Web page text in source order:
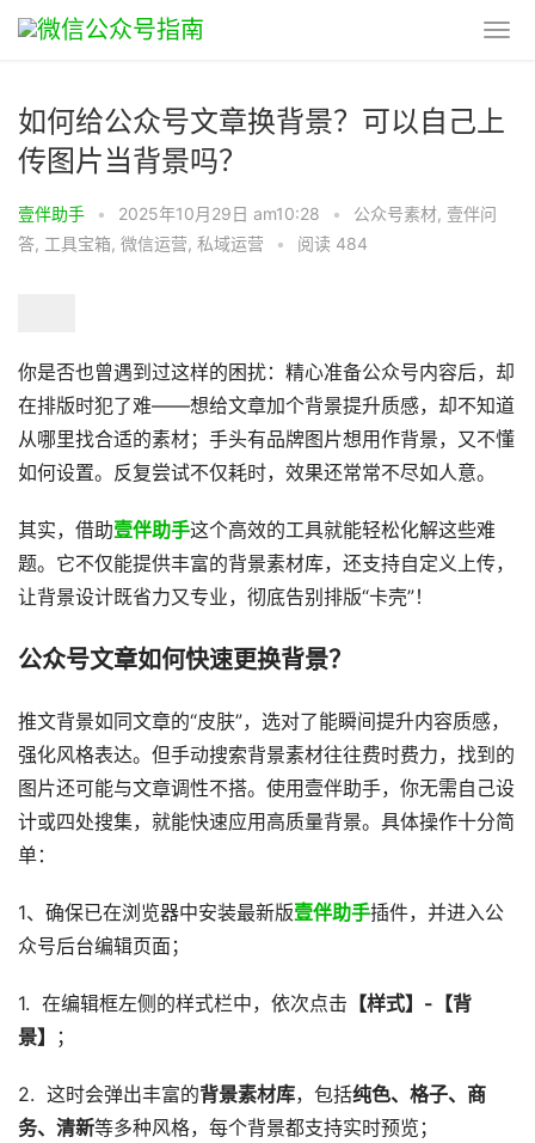
如何给公众号文章换背景？可以自己上
传图片当背景吗？
壹伴助手 • 2025年10月29日 am10:28 • 公众号素材, 壹伴问
答, 工具宝箱, 微信运营, 私域运营 • 阅读 484
你是否也曾遇到过这样的困扰：精心准备公众号内容后，却
在排版时犯了难——想给文章加个背景提升质感，却不知道
从哪里找合适的素材；手头有品牌图片想用作背景，又不懂
如何设置。反复尝试不仅耗时，效果还常常不尽如人意。
其实，借助壹伴助手这个高效的工具就能轻松化解这些难
题。它不仅能提供丰富的背景素材库，还支持自定义上传，
让背景设计既省力又专业，彻底告别排版“卡壳”！
公众号文章如何快速更换背景？
推文背景如同文章的“皮肤”，选对了能瞬间提升内容质感，
强化风格表达。但手动搜索背景素材往往费时费力，找到的
图片还可能与文章调性不搭。使用壹伴助手，你无需自己设
计或四处搜集，就能快速应用高质量背景。具体操作十分简
单：
1、确保已在浏览器中安装最新版壹伴助手插件，并进入公
众号后台编辑页面；
1. 在编辑框左侧的样式栏中，依次点击 【样式】-【背
景】
；
2. 这时会弹出丰富的背景素材库，包括纯色、格子、商
务、清新等多种风格，每个背景都支持实时预览；